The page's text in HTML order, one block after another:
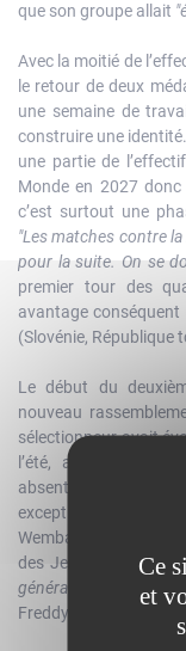
que son groupe allait
Avec la moitié de
le retour de deux
une semaine de
construire une
une partie de
Monde en 2027
c’est surtout une
"Les matches contre
pour la suite. On se
premier tour des
avantage
(Slovénie, République
Le début du
nouveau
sélectionneur avait
l’été, affichant
absent, par la force
exceptions, et de
Wembanyama, qui
des Jeux
génération… il a très
Freddy Fauthoux.
Ce
et